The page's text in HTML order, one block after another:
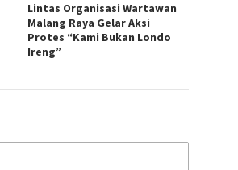
Lintas Organisasi Wartawan
Malang Raya Gelar Aksi
Protes “Kami Bukan Londo
Ireng”